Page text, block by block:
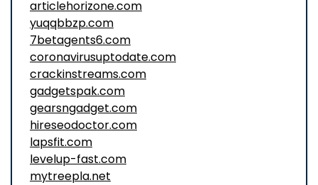
articlehorizone.com
yuqqbbzp.com
7betagents6.com
coronavirusuptodate.com
crackinstreams.com
gadgetspak.com
gearsngadget.com
hireseodoctor.com
lapsfit.com
levelup-fast.com
mytreepla.net